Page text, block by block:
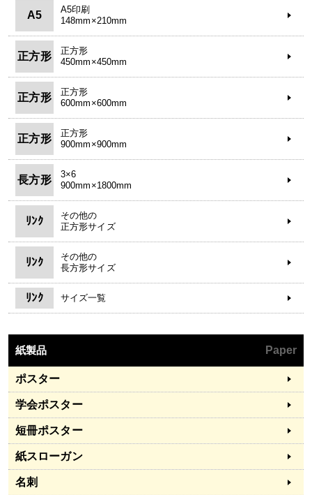
A5
A5印刷
148mm×210mm
正方形
正方形
450mm×450mm
正方形
正方形
600mm×600mm
正方形
正方形
900mm×900mm
長方形
3×6
900mm×1800mm
ﾘﾝｸ
その他の
正方形サイズ
ﾘﾝｸ
その他の
長方形サイズ
ﾘﾝｸ サイズ一覧
紙製品 Paper
ポスター
学会ポスター
短冊ポスター
紙スローガン
名刺